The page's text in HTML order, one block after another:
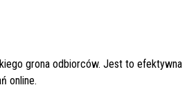
grona odbiorców. Jest to efektywna
online.